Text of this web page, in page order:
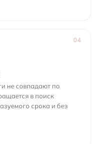
04
не совпадают по
в поиск
срока и без